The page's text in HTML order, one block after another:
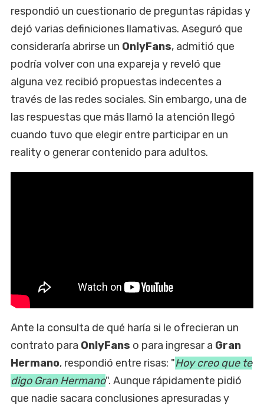
respondió un cuestionario de preguntas rápidas y
dejó varias definiciones llamativas. Aseguró que
consideraría abrirse un OnlyFans, admitió que
podría volver con una expareja y reveló que
alguna vez recibió propuestas indecentes a
través de las redes sociales. Sin embargo, una de
las respuestas que más llamó la atención llegó
cuando tuvo que elegir entre participar en un
reality o generar contenido para adultos.
Ante la consulta de qué haría si le ofrecieran un
contrato para OnlyFans o para ingresar a Gran
Hermano, respondió entre risas: "Hoy creo que te
digo Gran Hermano". Aunque rápidamente pidió
que nadie sacara conclusiones apresuradas y